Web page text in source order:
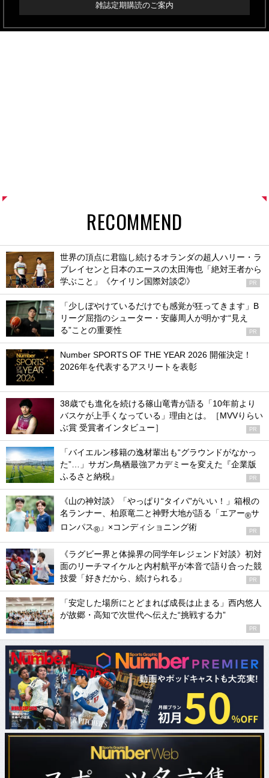
雑誌定期購読のご案内
RECOMMEND
世界の頂点に君臨し続けるオランダの超人ハリー・ラ
ブレイセンと日本のエースの太田海也「絶対王者から
学ぶこと」《ケイリン国際対談②》
PR
「少しぼやけているだけでも感覚が狂ってきます」B
リーグ屈指のシューター・安藤周人が明かす“見え
る”ことの重要性
PR
Number SPORTS OF THE YEAR 2026 開催決定！
2026年を代表するアスリートを表彰
38歳でも進化を続ける篠山竜青が語る「10年前より
バスケが上手くなっている」理由とは。［MVVりらい
ぶ賞 受賞者インタビュー］
PR
「バイエルン移籍の逸材輩出も“グラウンドがなかっ
た”…」サガン鳥栖最強アカデミーを変えた『企業版
ふるさと納税』
PR
《山の神対談》「やっぱり“タイパ”がいい！」箱根の
名ランナー、柏原竜二と神野大地が語る「エアー®サ
ロンパス® 」×コンディショニング術 PR
《ラグビー界と体操界の同学年レジェンド対談》初対
面のリーチマイケルと内村航平が本音で語り合った競
技愛「好きだから、続けられる」
PR
「安定した場所にとどまれば成長は止まる」西内悠人
が故郷・高知で次世代へ伝えた“挑戦する力”
PR